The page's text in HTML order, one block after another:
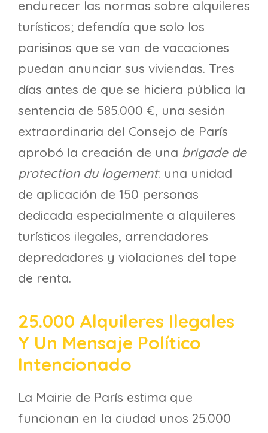
endurecer las normas sobre alquileres
turísticos; defendía que solo los
parisinos que se van de vacaciones
puedan anunciar sus viviendas. Tres
días antes de que se hiciera pública la
sentencia de 585.000 €, una sesión
extraordinaria del Consejo de París
aprobó la creación de una brigade de
protection du logement: una unidad
de aplicación de 150 personas
dedicada especialmente a alquileres
turísticos ilegales, arrendadores
depredadores y violaciones del tope
de renta.
25.000 Alquileres Ilegales
Y Un Mensaje Político
Intencionado
La Mairie de París estima que
funcionan en la ciudad unos 25.000